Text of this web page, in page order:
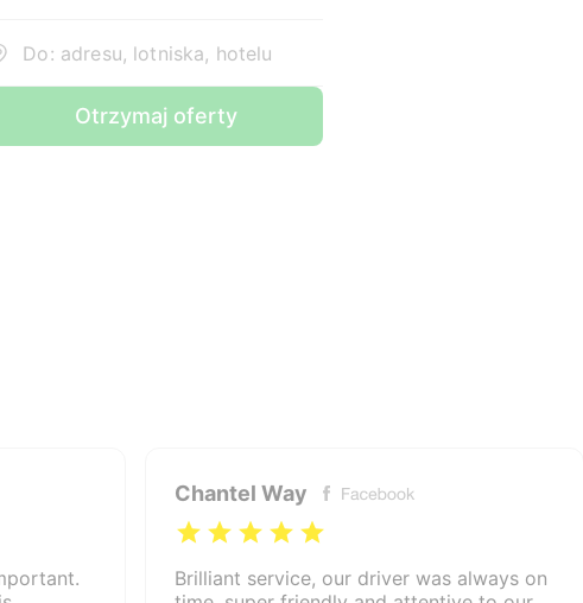
Do: adresu, lotniska, hotelu
Otrzymaj oferty
Chantel Way
Brilliant service, our driver was always on